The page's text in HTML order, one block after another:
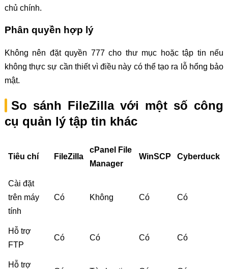
chủ chính.
Phân quyền hợp lý
Không nên đặt quyền 777 cho thư mục hoặc tập tin nếu
không thực sự cần thiết vì điều này có thể tạo ra lỗ hổng bảo
mật.
So sánh FileZilla với một số công
cụ quản lý tập tin khác
Tiêu chí FileZilla
cPanel File
Manager
WinSCP Cyberduck
Cài đặt
trên máy
tính
Có Không Có Có
Hỗ trợ
FTP
Có Có Có Có
Hỗ trợ